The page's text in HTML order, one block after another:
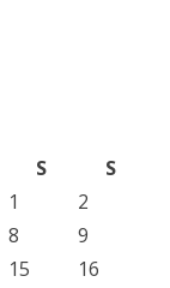
S
S
1
2
8
9
15
16